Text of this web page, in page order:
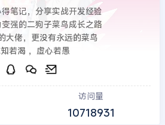
笔记，分享实战开发经验
强的二狗子菜鸟成长之路
大佬，更没有永远的菜鸟
若渴 ，虚心若愚
访问量
10718931